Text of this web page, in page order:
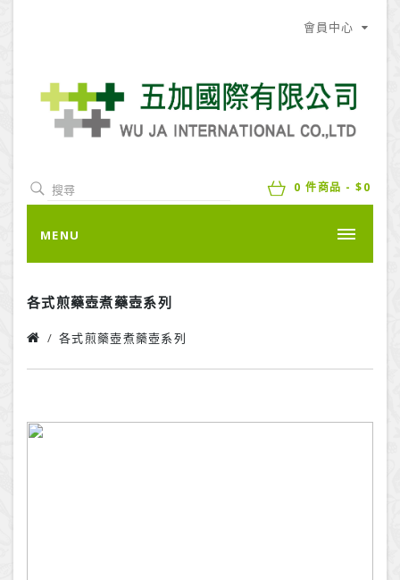
會員中心
0 件商品 - $0
MENU
各式煎藥壺煮藥壺系列
各式煎藥壺煮藥壺系列